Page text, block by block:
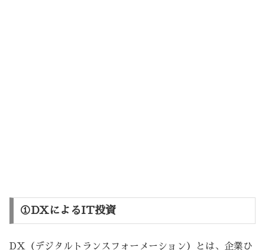
①DXによるIT投資
DX（デジタルトランスフォーメーション）とは、企業ひ